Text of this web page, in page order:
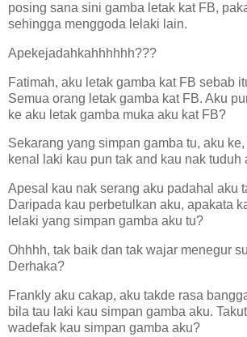
posing sana sini gamba letak kat FB,
sehingga menggoda lelaki lain.
Apekejadahkahhhhhh???
Fatimah, aku letak gamba kat FB sebab
Semua orang letak gamba kat FB. Aku
ke aku letak gamba muka aku kat FB?
Sekarang yang simpan gamba tu, aku
kenal laki kau pun tak and kau nak tuduh
Apesal kau nak serang aku padahal aku
Daripada kau perbetulkan aku, apakata
lelaki yang simpan gamba aku tu?
Ohhhh, tak baik dan tak wajar menegur
Derhaka?
Frankly aku cakap, aku takde rasa
bila tau laki kau simpan gamba aku.
wadefak kau simpan gamba aku?